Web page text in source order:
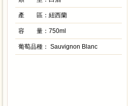
產 區： 紐西蘭
容 量： 750ml
葡萄品種： Sauvignon Blanc